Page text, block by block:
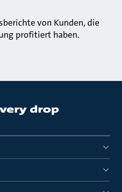
von Kunden, die
profitiert haben.